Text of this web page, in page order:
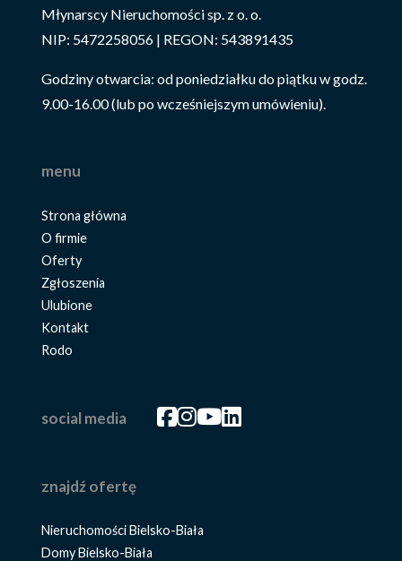
Młynarscy Nieruchomości sp. z o. o.
NIP: 5472258056 | REGON: 543891435
Godziny otwarcia: od poniedziałku do piątku w godz.
9.00-16.00 (lub po wcześniejszym umówieniu).
menu
Strona główna
O firmie
Oferty
Zgłoszenia
Ulubione
Kontakt
Rodo
social media Facebook
Facebook
Facebook
Facebook
znajdź ofertę
Nieruchomości Bielsko-Biała
Domy Bielsko-Biała